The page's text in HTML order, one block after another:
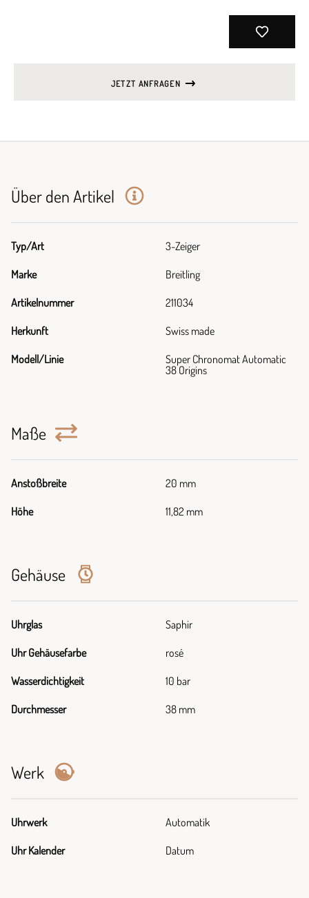
JETZT ANFRAGEN
Über den Artikel
Typ/Art 3-Zeiger
Marke Breitling
Artikelnummer 211034
Herkunft Swiss made
Modell/Linie
Super Chronomat Automatic
38 Origins
Maße
Anstoßbreite 20 mm
Höhe 11,82 mm
Gehäuse
Uhrglas Saphir
Uhr Gehäusefarbe rosé
Wasserdichtigkeit 10 bar
Durchmesser 38 mm
Werk
Uhrwerk Automatik
Uhr Kalender Datum